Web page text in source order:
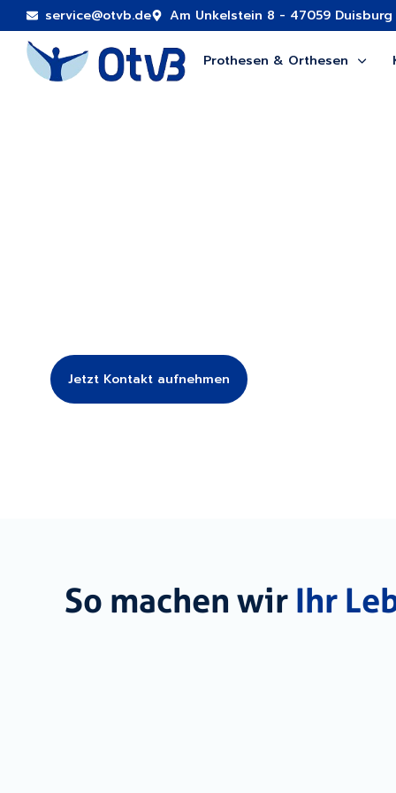
service@otvb.de Am Unkelstein 8 - 47059 Duisburg
Prothesen & Orthesen
Jetzt Kontakt aufnehmen
So machen wir Ihr